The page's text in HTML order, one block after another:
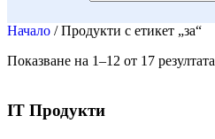
Начало / Продукти с етикет „за“
Показване на 1–12 от 17 резултата
IT Продукти